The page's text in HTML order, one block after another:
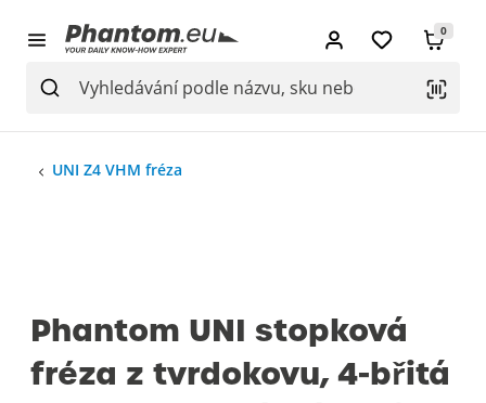
0
UNI Z4 VHM fréza
Phantom UNI stopková
fréza z tvrdokovu, 4-břitá